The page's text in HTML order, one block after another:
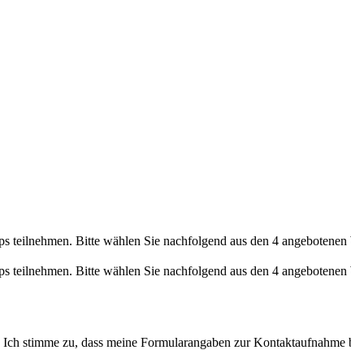
Bitte wählen Sie nachfolgend aus den 4
Bitte wählen Sie nachfolgend aus den 4
stimme zu, dass meine Formularangaben zur